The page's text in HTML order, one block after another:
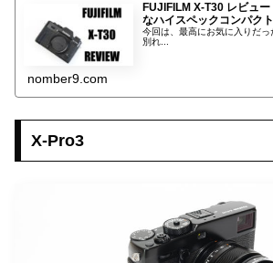
FUJIFILM X-T30 レビュ
なハイスペックコンパクト
今回は、最高にお気に入りだ
別れ...
nomber9.com
X-Pro3